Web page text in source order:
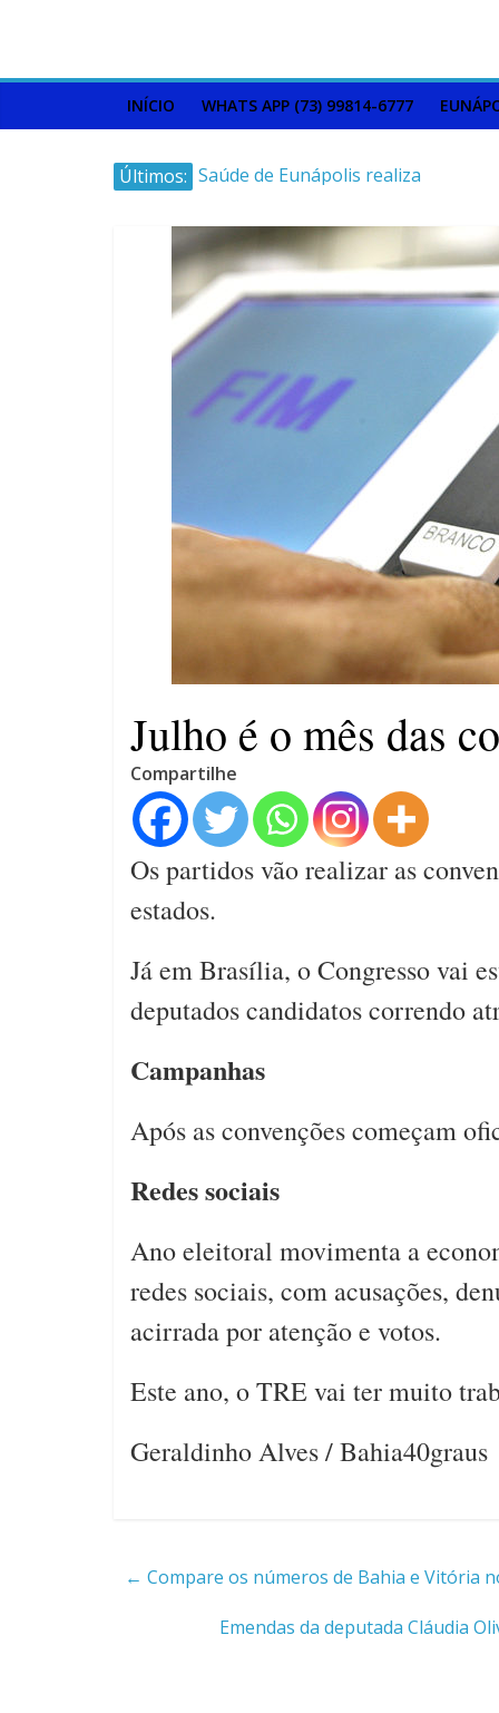
INÍCIO WHATS APP (73) 99814-6777
Últimos: Saúde de Eunápolis realiza
Dourado e Lilás
Máfia das canetas
emagrecedoras na mira da
polícia
Faltam 10 dias para a
campanha começar pra valer
Ministro do STJ perde o cargo
por assédio sexual
Patrimônio de Neto Carletto
aumentou cerca de 5.600% em
Julho é o mês das
Compartilhe
Os partidos vão realizar as
estados.
Já em Brasília, o Congresso vai
deputados candidatos correndo
Campanhas
Após as convenções começam
Redes sociais
Ano eleitoral movimenta a
redes sociais, com acusações,
acirrada por atenção e votos.
Este ano, o TRE vai ter muito
Geraldinho Alves / Bahia40graus
← Compare os números de Bahia e Vitória
Emendas da deputada Cláudia